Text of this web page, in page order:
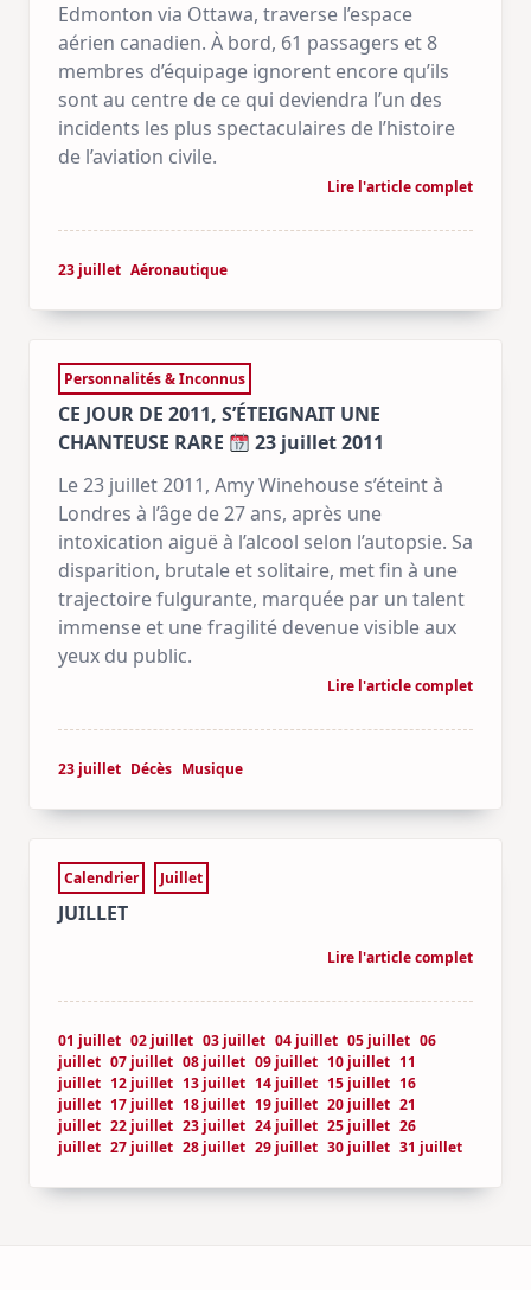
Edmonton via Ottawa, traverse l’espace
aérien canadien. À bord, 61 passagers et 8
membres d’équipage ignorent encore qu’ils
sont au centre de ce qui deviendra l’un des
incidents les plus spectaculaires de l’histoire
de l’aviation civile.
Lire l'article complet
23 juillet Aéronautique
Personnalités & Inconnus
CE JOUR DE 2011, S’ÉTEIGNAIT UNE
CHANTEUSE RARE
23 juillet 2011
Le 23 juillet 2011, Amy Winehouse s’éteint à
Londres à l’âge de 27 ans, après une
intoxication aiguë à l’alcool selon l’autopsie. Sa
disparition, brutale et solitaire, met fin à une
trajectoire fulgurante, marquée par un talent
immense et une fragilité devenue visible aux
yeux du public.
Lire l'article complet
23 juillet Décès Musique
Calendrier Juillet
JUILLET
Lire l'article complet
01 juillet 02 juillet 03 juillet 04 juillet 05 juillet 06
juillet 07 juillet 08 juillet 09 juillet 10 juillet 11
juillet 12 juillet 13 juillet 14 juillet 15 juillet 16
juillet 17 juillet 18 juillet 19 juillet 20 juillet 21
juillet 22 juillet 23 juillet 24 juillet 25 juillet 26
juillet 27 juillet 28 juillet 29 juillet 30 juillet 31 juillet